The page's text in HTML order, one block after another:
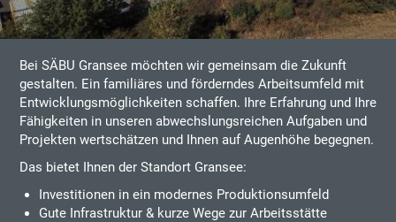
Bei SÄBU Gransee möchten wir gemeinsam die Zukunft
gestalten. Ein familiäres und förderndes Arbeitsumfeld mit
Entwicklungsmöglichkeiten schaffen. Ihre Erfahrung und Ihre
Fähigkeiten in unseren abwechslungsreichen Aufgaben und
Projekten wertschätzen und Ihnen auf Augenhöhe begegnen.
Das bietet Ihnen der Standort Gransee:
Investitionen in ein modernes Produktionsumfeld
Gute Infrastruktur & kurze Wege zur Arbeitsstätte